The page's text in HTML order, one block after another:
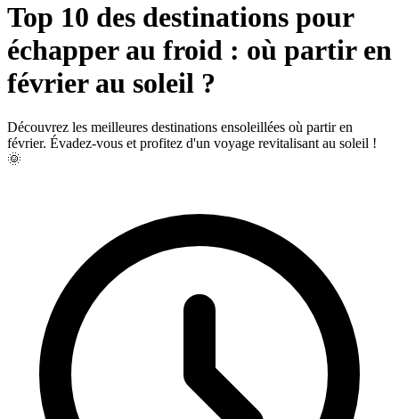
Top 10 des destinations pour
échapper au froid : où partir en
février au soleil ?
Découvrez les meilleures destinations ensoleillées où partir en
février. Évadez-vous et profitez d'un voyage revitalisant au soleil !
🌞